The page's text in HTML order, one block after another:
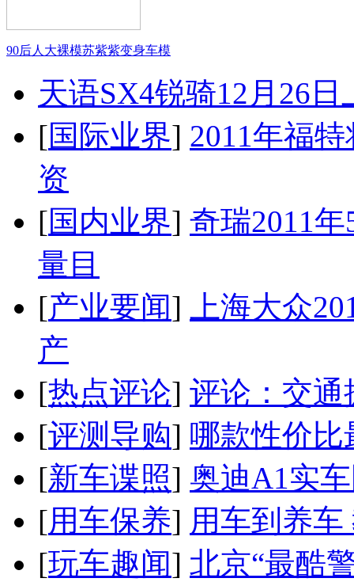
90后人大裸模苏紫紫变身车模
天语SX4锐骑12月26
[国际业界] 2011年福
资
[国内业界] 奇瑞2011
量目
[产业要闻]
上海大众
产
[热点评论] 评论：交通
[评测导购] 哪款性价比
[新车谍照] 奥迪A1实
[用车保养] 用车到养
[玩车趣闻] 北京“最酷